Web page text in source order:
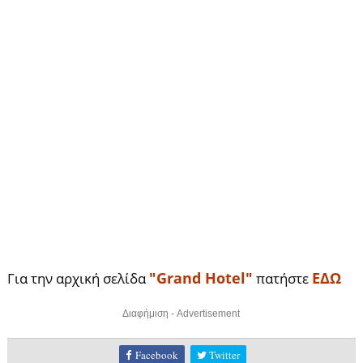
Για την αρχική σελίδα"Grand Hotel" πατήστε ΕΔΩ
Διαφήμιση - Advertisement
Facebook Twitter